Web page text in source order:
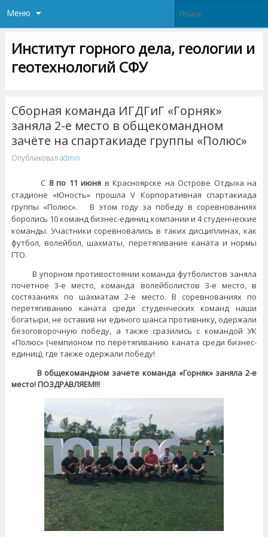
Меню
Институт горного дела, геологии и
геотехнологий СФУ
Сборная команда ИГДГиГ «Горняк»
заняла 2-е место в общекомандном
зачёте на спартакиаде группы «Полюс»
Опубликовал admin
С 8 по 11 июня в Красноярске на Острове Отдыха на
стадионе «Юность» прошла V Корпоративная спартакиада
группы «Полюс». В этом году за победу в соревнованиях
боролись 10 команд бизнес-единиц компании и 4 студенческие
команды. Участники соревновались в таких дисциплинах, как
футбол, волейбол, шахматы, перетягивание каната и нормы
ГТО.
В упорном противостоянии команда футболистов заняла
почетное 3-е место, команда волейболистов 3-е место, в
состязаниях по шахматам 2-е место. В соревнованиях по
перетягиванию каната среди студенческих команд наши
богатыри, не оставив ни единого шанса противнику, одержали
безоговорочную победу, а также сразились с командой УК
«Полюс» (чемпионом по перетягиванию каната среди бизнес-
единиц), где также одержали победу!
В общекомандном зачете команда «Горняк» заняла 2-е
место! ПОЗДРАВЛЯЕМ!!!